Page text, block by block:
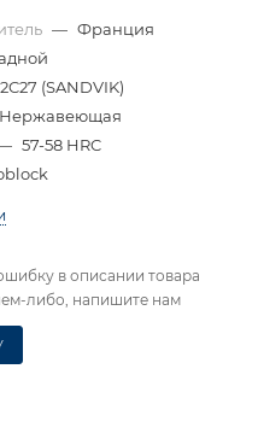
— Франция
(SANDVIK)
Нержавеющая
57-58 HRC
в описании товара
либо, напишите нам